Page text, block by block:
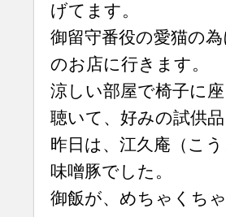
げてます。
御留守番役の愛猫の
のお店に行きます。
涼しい部屋で椅子に
聴いて、好みの試供
昨日は、江久庵（こ
味噌豚でした。
御飯が、めちゃくち